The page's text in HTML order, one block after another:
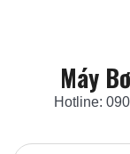
Máy
Hotline: